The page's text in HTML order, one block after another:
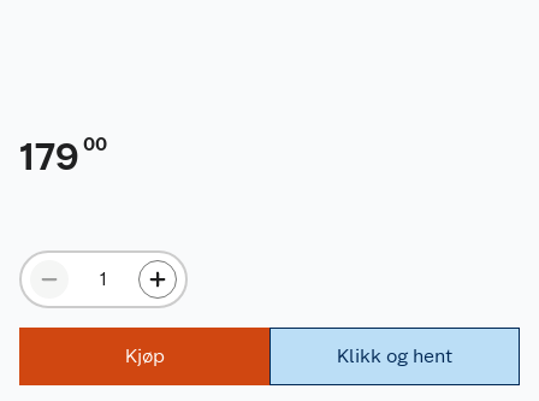
179 00
Kjøp Klikk og hent